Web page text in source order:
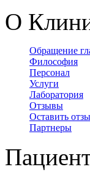
О
Обращение
Философия
Персонал
Услуги
Лаборатория
Отзывы
Оставить
Партнеры